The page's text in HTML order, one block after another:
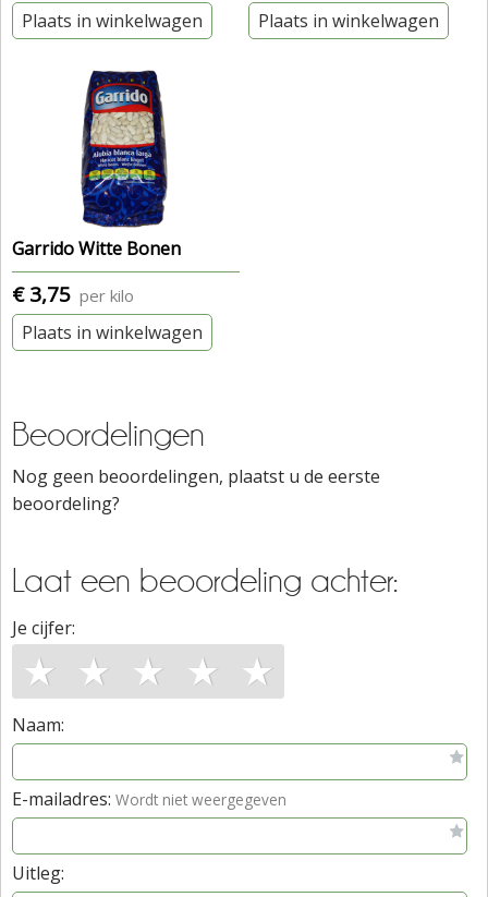
Plaats in winkelwagen Plaats in winkelwagen
Garrido Witte Bonen
€ 3,75 per kilo
Plaats in winkelwagen
Beoordelingen
Nog geen beoordelingen, plaatst u de eerste
beoordeling?
Laat een beoordeling achter:
Je cijfer:
★ ★ ★ ★ ★
Naam:
E-mailadres: Wordt niet weergegeven
Uitleg: